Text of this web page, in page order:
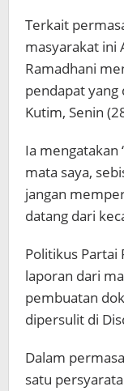
Terkait
masyarakat ini
Ramadhani
pendapat yang
Kutim, Senin
Ia mengatakan
mata saya,
jangan
datang dari
Politikus Partai
laporan dari
pembuatan
dipersulit di
Dalam
satu